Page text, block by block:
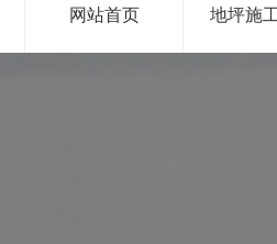
网站首页 地坪施